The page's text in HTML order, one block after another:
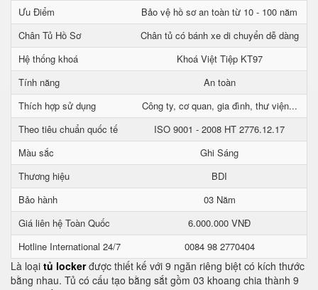
Ưu Điểm
Bảo vệ hồ sơ an toàn từ 10 - 100 năm
Chân Tủ Hồ Sơ
Chân tủ có bánh xe di chuyển dễ dàng
Hệ thống khoá
Khoá Việt Tiệp KT97
Tính năng
An toàn
Thích hợp sử dụng
Công ty, cơ quan, gia đình, thư viện...
Theo tiêu chuẩn quốc tế
ISO 9001 - 2008 HT 2776.12.17
Màu sắc
Ghi Sáng
Thương hiệu
BDI
Bảo hành
03 Năm
Giá liên hệ Toàn Quốc
6.000.000 VNĐ
Hotline International 24/7
0084 98 2770404
Là loại tủ lockerđược thiết kế với 9 ngăn riêng biệt có kích thước
bằng nhau. Tủ có cấu tạo bằng sắt gồm 03 khoang chia thành 9